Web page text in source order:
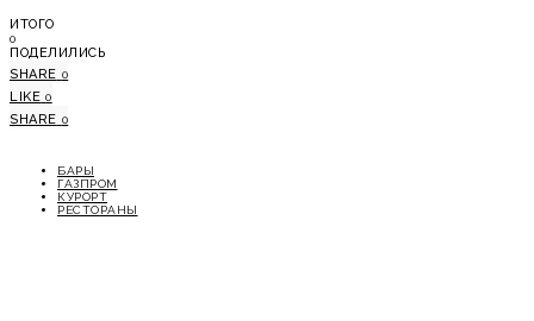
ИТОГО
0
ПОДЕЛИЛИСЬ
SHARE 0
LIKE 0
SHARE 0
БАРЫ
ГАЗПРОМ
КУРОРТ
РЕСТОРАНЫ